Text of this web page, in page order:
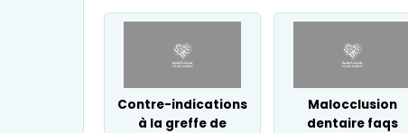
Contre-indications
à la greffe de
Malocclusion
dentaire faqs